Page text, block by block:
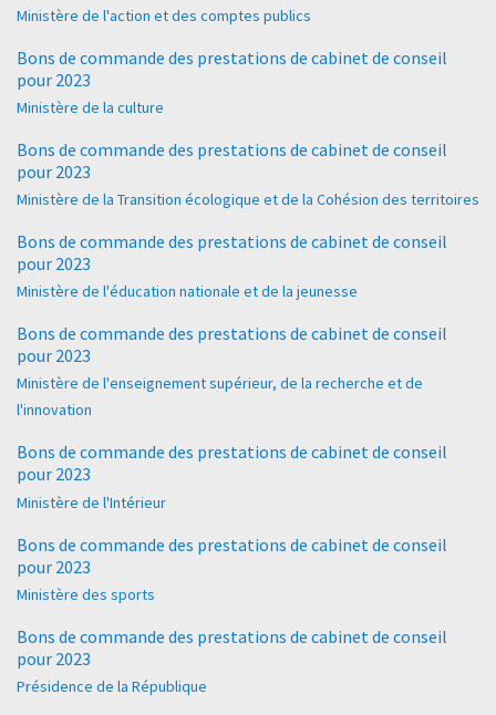
Ministère de l'action et des comptes publics
Bons de commande des prestations de cabinet de conseil
pour 2023
Ministère de la culture
Bons de commande des prestations de cabinet de conseil
pour 2023
Ministère de la Transition écologique et de la Cohésion des territoires
Bons de commande des prestations de cabinet de conseil
pour 2023
Ministère de l'éducation nationale et de la jeunesse
Bons de commande des prestations de cabinet de conseil
pour 2023
Ministère de l'enseignement supérieur, de la recherche et de
l'innovation
Bons de commande des prestations de cabinet de conseil
pour 2023
Ministère de l'Intérieur
Bons de commande des prestations de cabinet de conseil
pour 2023
Ministère des sports
Bons de commande des prestations de cabinet de conseil
pour 2023
Présidence de la République